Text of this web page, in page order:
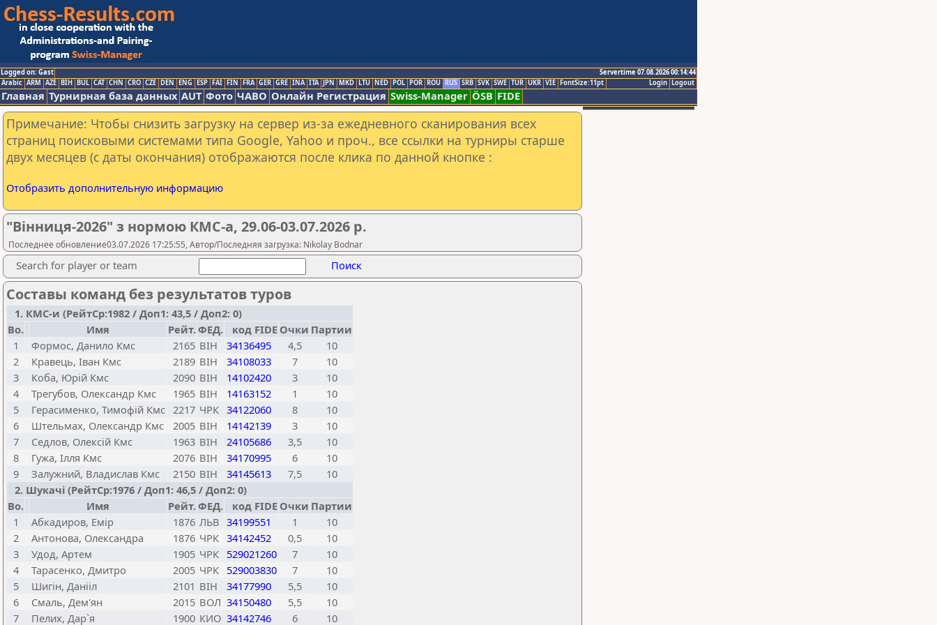
Logged on: Gast
Servertime 07.08.2026 00:14:44
Logout
Login
Arabic ARM AZE BIH BUL CAT CHN CRO CZE DEN ENG ESP FAI FIN FRA GER GRE INA ITA JPN MKD LTU NED POL POR ROU RUS SRB SVK SWE TUR UKR VIE FontSize:11pt
Главная Турнирная база данных AUT Фото ЧАВО Онлайн Регистрация Swiss-Manager ÖSB FIDE
Примечание: Чтобы снизить загрузку на сервер из-за ежедневного сканирования всех
страниц поисковыми системами типа Google, Yahoo и проч., все ссылки на турниры старше
двух месяцев (с даты окончания) отображаются после клика по данной кнопке :
Отобразить дополнительную информацию
"Вінниця-2026" з нормою КМС-а, 29.06-03.07.2026 р.
Последнее обновление03.07.2026 17:25:55, Автор/Последняя загрузка: Nikolay Bodnar
Search for player or team Поиск
Составы команд без результатов туров
1. КМС-и (РейтСр:1982 / Доп1: 43,5 / Доп2: 0)
Bo.
Имя Рейт.ФЕД. код FIDE Очки Партии
1
Формос, Данило Кмс 2165 ВІН 34136495 4,5
10
2
Кравець, Іван Кмс 2189 ВІН 34108033 7
10
3
Коба, Юрій Кмс 2090 ВІН 14102420 3
10
4
Трегубов, Олександр Кмс 1965 ВІН 14163152 1
10
5
Герасименко, Тимофій Кмс 2217 ЧРК 34122060 8
10
6
Штельмах, Олександр Кмс 2005 ВІН 14142139 3
10
7
Седлов, Олексій Кмс 1963 ВІН 24105686 3,5
10
8
Гужа, Ілля Кмс 2076 ВІН 34170995 6
10
9
Залужний, Владислав Кмс 2150 ВІН 34145613 7,5
10
2. Шукачі (РейтСр:1976 / Доп1: 46,5 / Доп2: 0)
Bo.
Имя Рейт.ФЕД. код FIDE Очки Партии
1
Абкадиров, Емір 1876 ЛЬВ 34199551 1
10
2
Антонова, Олександра 1876 ЧРК 34142452 0,5
10
3
Удод, Артем 1905 ЧРК 529021260 7
10
4
Тарасенко, Дмитро 2005 ЧРК 529003830 7
10
5
Шигін, Данііл 2101 ВІН 34177990 5,5
10
6
Смаль, Дем'ян 2015 ВОЛ 34150480 5,5
10
7
Пелих, Дар`я 1900 КИО 34142746 6 10